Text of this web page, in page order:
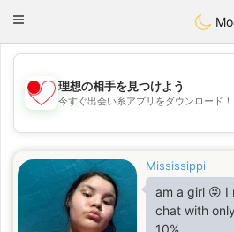
日本
Toggle
💖
理想の相手を見つけよう
今すぐ出会い系アプリをダウンロード！
Mississippi
am a girl 😜 I
chat with
10%